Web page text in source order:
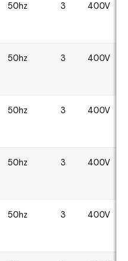
50hz 3 400V
50hz 3 400V
50hz 3 400V
50hz 3 400V
50hz 3 400V